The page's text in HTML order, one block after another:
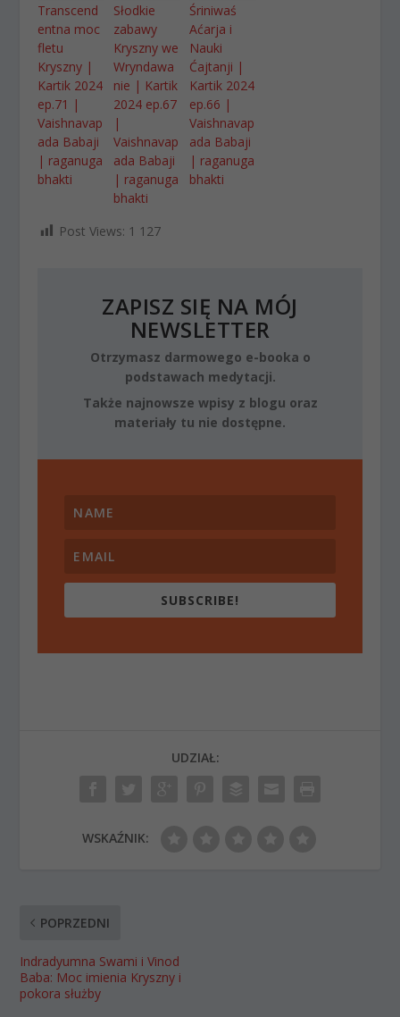
Transcend
entna moc
fletu
Kryszny |
Kartik 2024
ep.71 |
Vaishnavap
ada Babaji
| raganuga
bhakti
Słodkie
zabawy
Kryszny we
Wryndawa
nie | Kartik
2024 ep.67
|
Vaishnavap
ada Babaji
| raganuga
bhakti
Śriniwaś
Aćarja i
Nauki
Ćajtanji |
Kartik 2024
ep.66 |
Vaishnavap
ada Babaji
| raganuga
bhakti
Post Views: 1 127
ZAPISZ SIĘ NA MÓJ
NEWSLETTER
Otrzymasz darmowego e-booka o
podstawach medytacji.
Także najnowsze wpisy z blogu oraz
materiały tu nie dostępne.
SUBSCRIBE!
UDZIAŁ:
WSKAŹNIK:
POPRZEDNI
Indradyumna Swami i Vinod
Baba: Moc imienia Kryszny i
pokora służby